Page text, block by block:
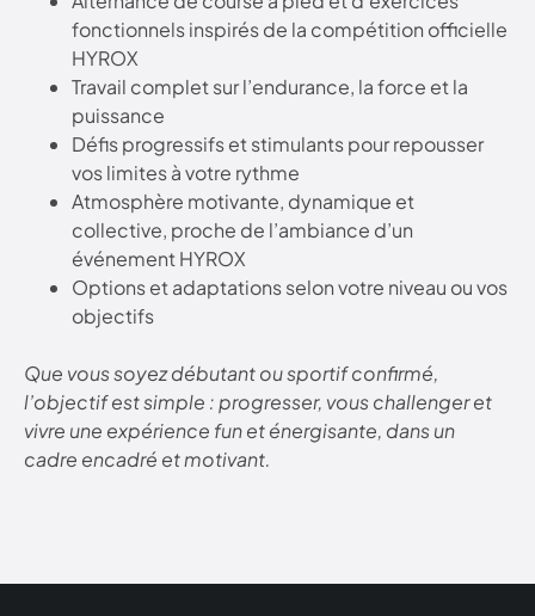
fonctionnels inspirés de la compétition officielle
HYROX
Travail complet sur l’endurance, la force et la
puissance
Défis progressifs et stimulants pour repousser
vos limites à votre rythme
Atmosphère motivante, dynamique et
collective, proche de l’ambiance d’un
événement HYROX
Options et adaptations selon votre niveau ou vos
objectifs
Que vous soyez débutant ou sportif confirmé,
l’objectif est simple : progresser, vous challenger et
vivre une expérience fun et énergisante, dans un
cadre encadré et motivant.